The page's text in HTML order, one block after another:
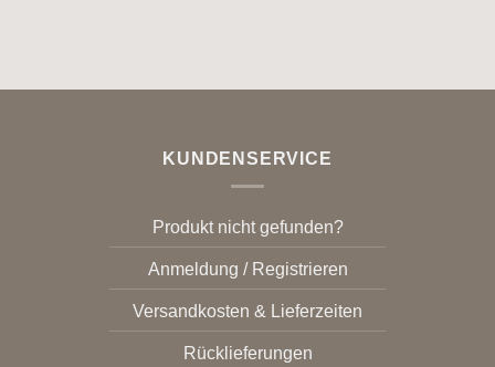
KUNDENSERVICE
Produkt nicht gefunden?
Anmeldung / Registrieren
Versandkosten & Lieferzeiten
Rücklieferungen